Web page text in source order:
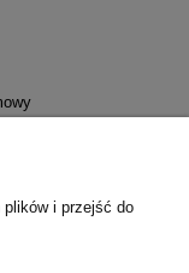
1994
plików i przejść do